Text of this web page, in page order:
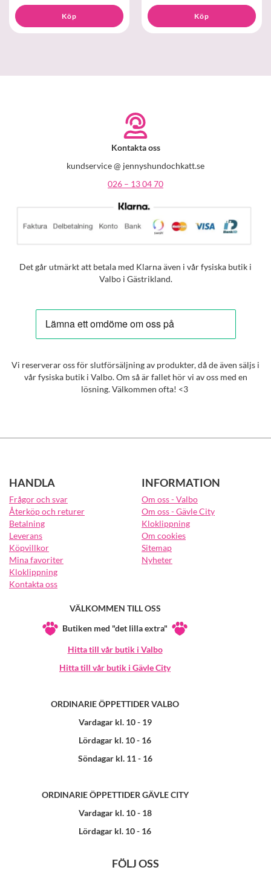
Köp Köp
Kontakta oss
kundservice @ jennyshundochkatt.se
026 – 13 04 70
Det går utmärkt att betala med Klarna även i vår fysiska butik i
Valbo i Gästrikland.
Vi reserverar oss för slutförsäljning av produkter, då de även säljs i
vår fysiska butik i Valbo. Om så är fallet hör vi av oss med en
lösning. Välkommen ofta! <3
HANDLA
Frågor och svar
Återköp och returer
Betalning
Leverans
Köpvillkor
Mina favoriter
Kloklippning
Kontakta oss
INFORMATION
Om oss - Valbo
Om oss - Gävle City
Kloklippning
Om cookies
Sitemap
Nyheter
VÄLKOMMEN TILL OSS
Butiken med "det lilla extra"
Hitta till vår butik i Valbo
Hitta till vår butik i Gävle City
ORDINARIE ÖPPETTIDER VALBO
Vardagar kl. 10 - 19
Lördagar kl. 10 - 16
Söndagar kl. 11 - 16
ORDINARIE ÖPPETTIDER GÄVLE CITY
Vardagar kl. 10 - 18
Lördagar kl. 10 - 16
FÖLJ OSS